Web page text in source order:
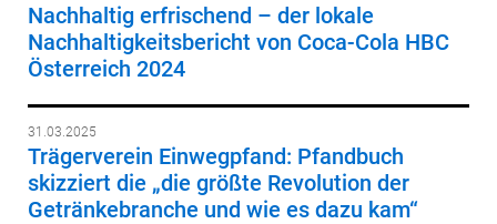
Nachhaltig erfrischend – der lokale
Nachhaltigkeitsbericht von Coca-Cola HBC
Österreich 2024
31.03.2025
Trägerverein Einwegpfand: Pfandbuch
skizziert die „die größte Revolution der
Getränkebranche und wie es dazu kam“